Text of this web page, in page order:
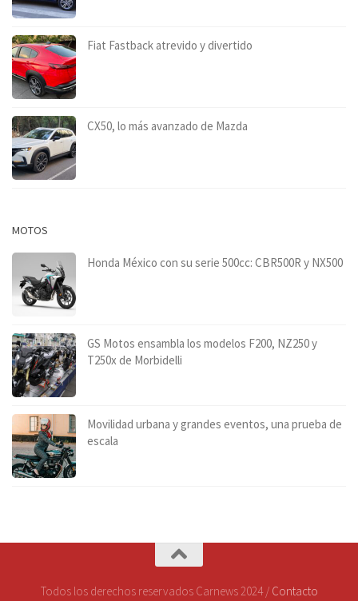
Fiat Fastback atrevido y divertido
CX50, lo más avanzado de Mazda
MOTOS
Honda México con su serie 500cc: CBR500R y NX500
GS Motos ensambla los modelos F200, NZ250 y
T250x de Morbidelli
Movilidad urbana y grandes eventos, una prueba de
escala
Todos los derechos reservados Carnews 2024 / Contacto